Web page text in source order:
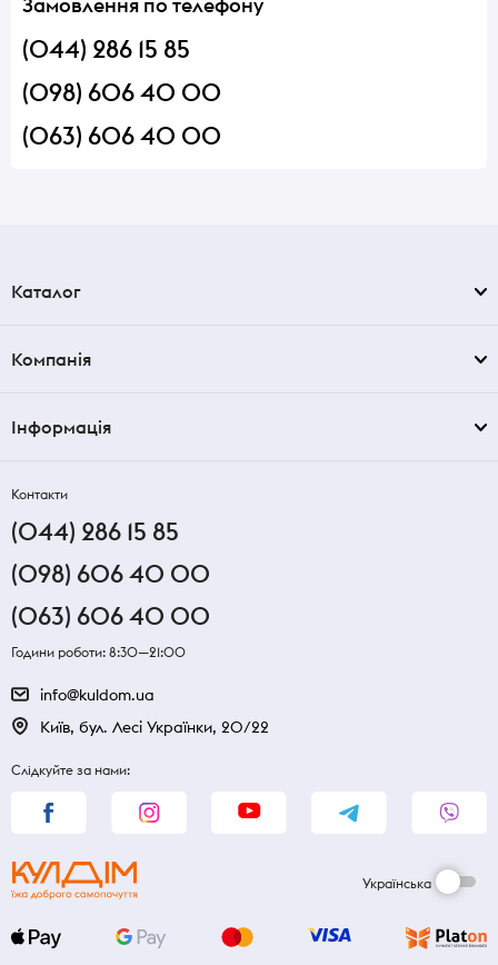
(044) 286 15 85
(098) 606 40 00
(063) 606 40 00
Каталог
Компанія
Інформація
Контакти
(044) 286 15 85
(098) 606 40 00
(063) 606 40 00
Години роботи: 8:30—21:00
info@kuldom.ua
Київ, бул. Лесі Українки, 20/22
Слідкуйте за нами:
Українська